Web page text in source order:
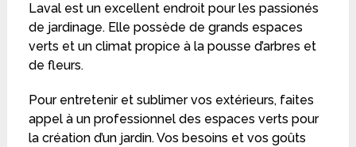
Laval est un excellent endroit pour les passionés
de jardinage. Elle possède de grands espaces
verts et un climat propice à la pousse d’arbres et
de fleurs.
Pour entretenir et sublimer vos extérieurs, faites
appel à un professionnel des espaces verts pour
la création d’un jardin. Vos besoins et vos goûts